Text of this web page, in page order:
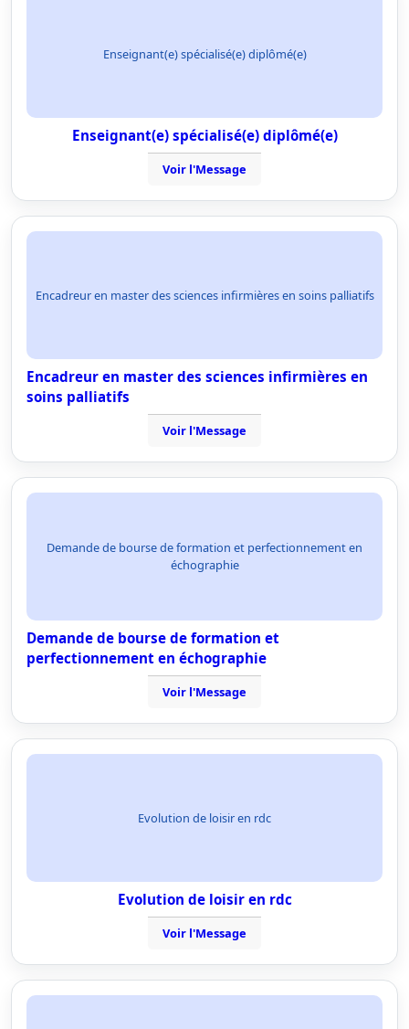
Enseignant(e) spécialisé(e) diplômé(e)
Enseignant(e) spécialisé(e) diplômé(e)
Voir l'Message
Encadreur en master des sciences infirmières en soins palliatifs
Encadreur en master des sciences infirmières en
soins palliatifs
Voir l'Message
Demande de bourse de formation et perfectionnement en
échographie
Demande de bourse de formation et
perfectionnement en échographie
Voir l'Message
Evolution de loisir en rdc
Evolution de loisir en rdc
Voir l'Message